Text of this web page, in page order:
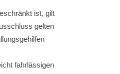
ist, gilt
gelten
fahrlässigen